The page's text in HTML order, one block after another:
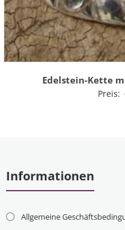
Edelstein-Kette
Preis:
Informationen
Allgemeine